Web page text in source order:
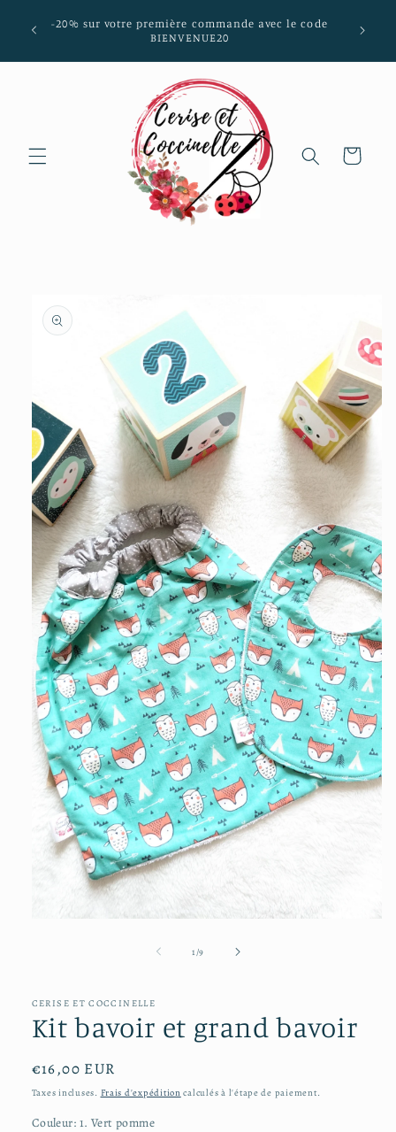
au
-20% sur votre première commande avec le code
BIENVENUE20
Panier
informations
produits
fenêtre
modale
1/de
9
CERISE ET COCCINELLE
Kit bavoir et grand bavoir
Prix
habituel
€16,00 EUR
Taxes incluses. Frais d'expédition calculés à l'étape de paiement.
Couleur: 1. Vert pomme